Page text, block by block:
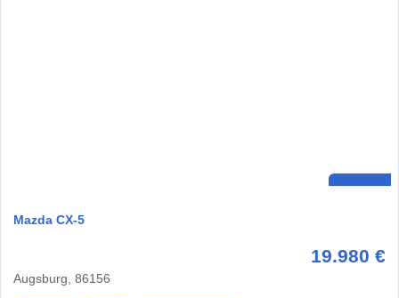
Mazda CX-5
19.980 €
Augsburg, 86156